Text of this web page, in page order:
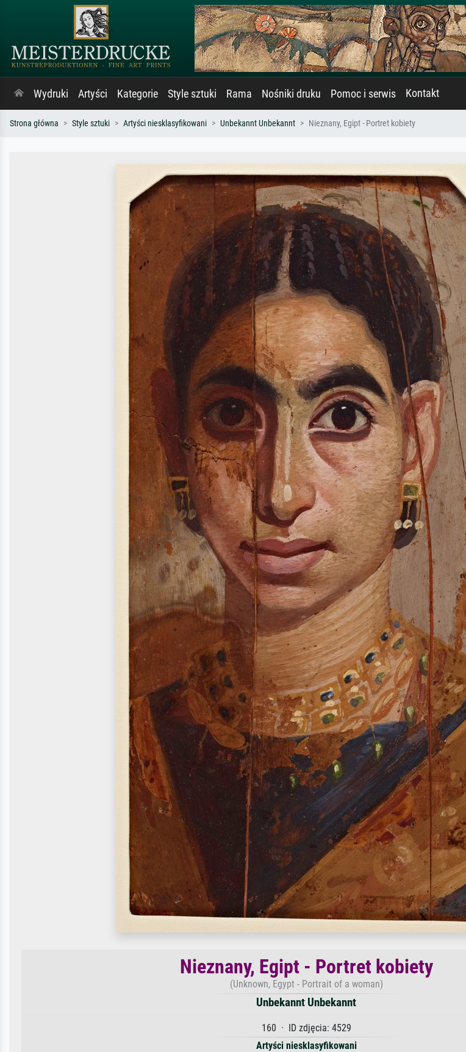
Wydruki Artyści Kategorie Style sztuki Rama Nośniki druku Pomoc i serwis Kontakt
Strona główna Style sztuki Artyści niesklasyfikowani Unbekannt Unbekannt Nieznany, Egipt - Portret kobiety
Nieznany, Egipt - Portret kobiety
(Unknown, Egypt - Portrait of a woman)
Unbekannt Unbekannt
160 · ID zdjęcia: 4529
Artyści niesklasyfikowani